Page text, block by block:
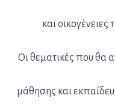
και
Οι θεματικές που θα
μάθησης και